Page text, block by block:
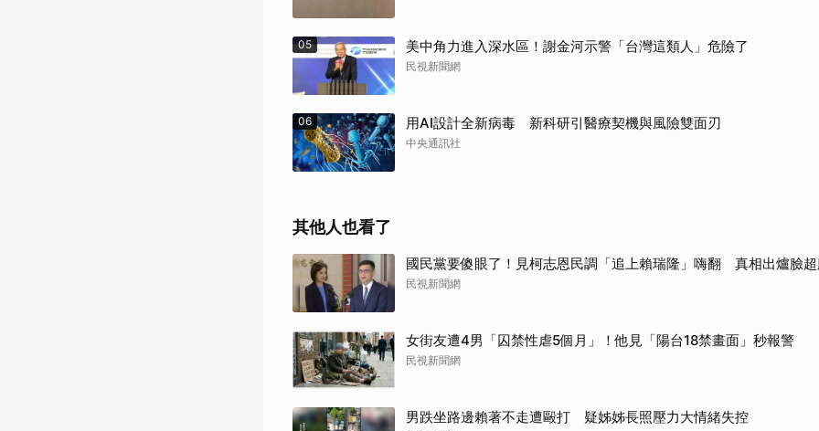
05 美中角力進入深水區！謝金河示警「台灣這類人」危險了
民視新聞網
06 用AI設計全新病毒 新科研引醫療契機與風險雙面刃
中央通訊社
其他人也看了
國民黨要傻眼了！見柯志恩民調「追上賴瑞隆」嗨翻 真相出爐臉
民視新聞網
女街友遭4男「囚禁性虐5個月」！他見「陽台18禁畫面」秒報警
民視新聞網
男跌坐路邊賴著不走遭毆打 疑姊姊長照壓力大情緒失控